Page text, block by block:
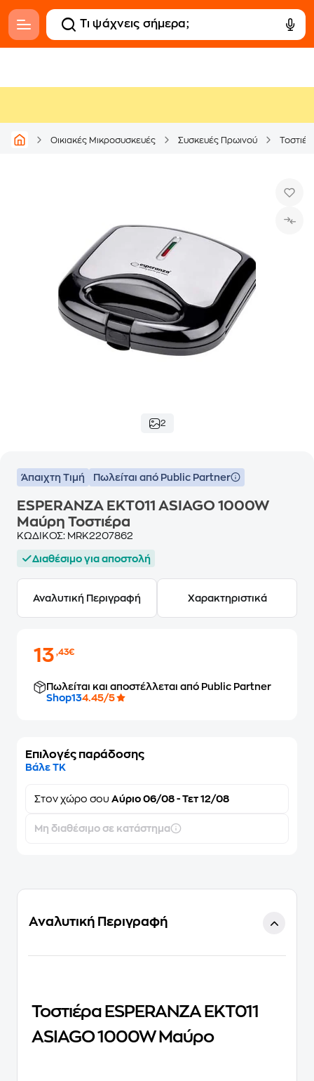
Οικιακές Μικροσυσκευές Συσκευές Πρωινού
2
Άπαιχτη Τιμή Πωλείται από Public Partner
ESPERANZA EKT011 ASIAGO 1000W
Μαύρη Τοστιέρα
ΚΩΔΙΚΟΣ: MRK2207862
Διαθέσιμο για αποστολή
Αναλυτική Περιγραφή Χαρακτηριστικά
13,43€
Πωλείται και αποστέλλεται από Public Partner
Shop134.45/5
Επιλογές παράδοσης
Βάλε ΤΚ
Στον χώρο σου Αύριο 06/08 - Τετ 12/08
Μη διαθέσιμο σε κατάστημα
Αναλυτική Περιγραφή
Τοστιέρα ESPERANZA EKT011
ASIAGO 1000W Μαύρο